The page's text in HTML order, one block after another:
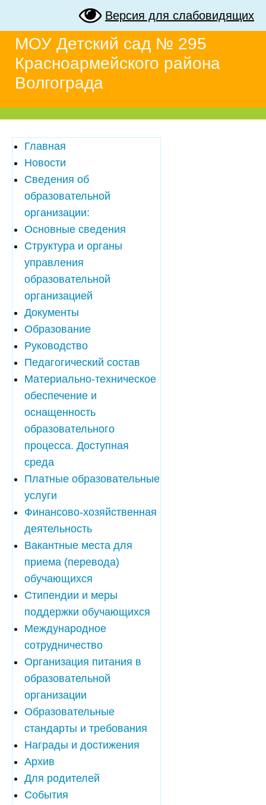
Версия для слабовидящих
МОУ Детский сад № 295
Красноармейского района
Волгограда
Главная
Новости
Сведения об
образовательной
организации:
Основные сведения
Структура и органы
управления
образовательной
организацией
Документы
Образование
Руководство
Педагогический состав
Материально-техническое
обеспечение и
оснащенность
образовательного
процесса. Доступная
среда
Платные образовательные
услуги
Финансово-хозяйственная
деятельность
Вакантные места для
приема (перевода)
обучающихся
Стипендии и меры
поддержки обучающихся
Международное
сотрудничество
Организация питания в
образовательной
организации
Образовательные
стандарты и требования
Награды и достижения
Архив
Для родителей
События